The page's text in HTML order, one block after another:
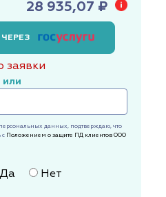
28 935,07 ₽
заявки
или
данных, подтверждаю, что
с Положением о защите ПД клиентов ООО
Нет